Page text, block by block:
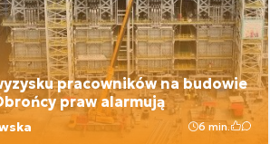
pracowników na budowie
praw alarmują
6 min.